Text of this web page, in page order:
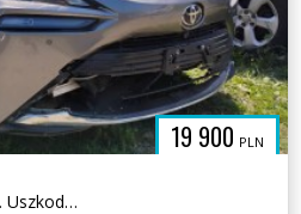
19 900 PLN
2023r, ELEKTRYK. Automat. Uszkodzony tył.